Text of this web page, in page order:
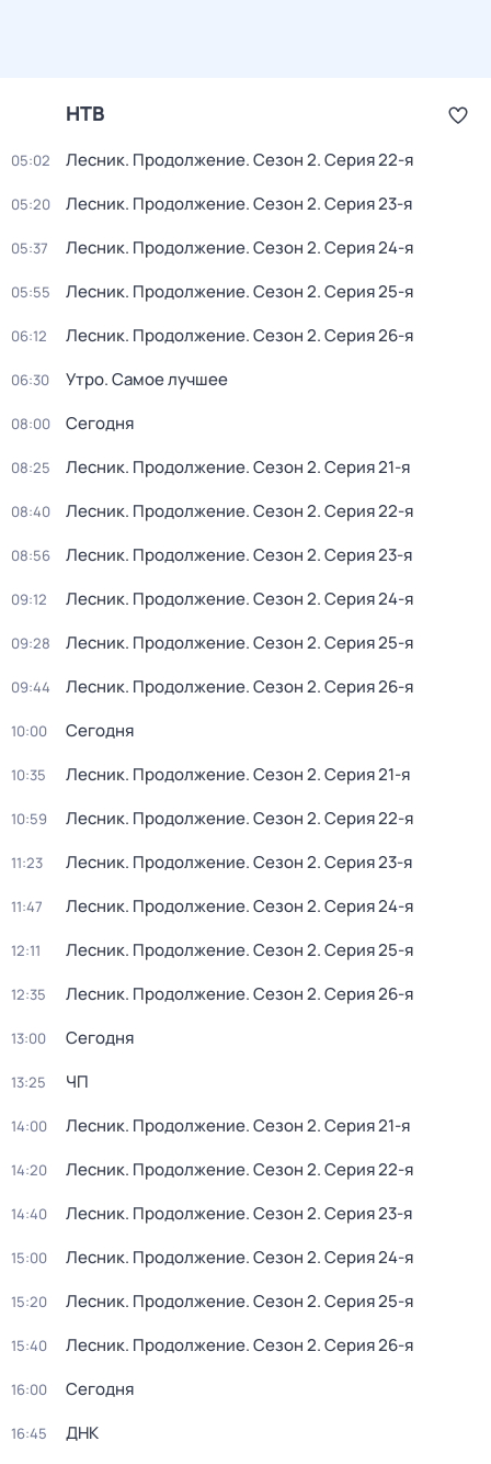
НТВ
05:02 Лесник. Продолжение. Сезон 2. Серия 22-я
05:20 Лесник. Продолжение. Сезон 2. Серия 23-я
05:37 Лесник. Продолжение. Сезон 2. Серия 24-я
05:55 Лесник. Продолжение. Сезон 2. Серия 25-я
06:12 Лесник. Продолжение. Сезон 2. Серия 26-я
06:30 Утро. Самое лучшее
08:00 Сегодня
08:25 Лесник. Продолжение. Сезон 2. Серия 21-я
08:40 Лесник. Продолжение. Сезон 2. Серия 22-я
08:56 Лесник. Продолжение. Сезон 2. Серия 23-я
09:12 Лесник. Продолжение. Сезон 2. Серия 24-я
09:28 Лесник. Продолжение. Сезон 2. Серия 25-я
09:44 Лесник. Продолжение. Сезон 2. Серия 26-я
10:00 Сегодня
10:35 Лесник. Продолжение. Сезон 2. Серия 21-я
10:59 Лесник. Продолжение. Сезон 2. Серия 22-я
11:23 Лесник. Продолжение. Сезон 2. Серия 23-я
11:47 Лесник. Продолжение. Сезон 2. Серия 24-я
12:11 Лесник. Продолжение. Сезон 2. Серия 25-я
12:35 Лесник. Продолжение. Сезон 2. Серия 26-я
13:00 Сегодня
13:25 ЧП
14:00 Лесник. Продолжение. Сезон 2. Серия 21-я
14:20 Лесник. Продолжение. Сезон 2. Серия 22-я
14:40 Лесник. Продолжение. Сезон 2. Серия 23-я
15:00 Лесник. Продолжение. Сезон 2. Серия 24-я
15:20 Лесник. Продолжение. Сезон 2. Серия 25-я
15:40 Лесник. Продолжение. Сезон 2. Серия 26-я
16:00 Сегодня
16:45 ДНК